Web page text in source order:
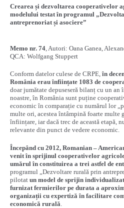
Crearea și dezvoltarea cooperativelor
modelului testat în programul
antreprenoriat și asociere”
Memo nr. 74 , Autori: Oana Ganea,
QCA: Wolfgang Stuppert
Conform datelor culese de CRPE, în
România erau înființate 1083 de
doar jumătate depuseseră bilanț cu un an
noastre, în România sunt puține
economic în comparație cu numărul lor
multe ori, acestea întâmpină foarte multe
înființare, iar dacă trec de această etapă,
relevante din punct de vedere economic.
Începând cu 2012, Romanian –
venit în sprijinul cooperativelor
umărul în constituirea a trei astfel de
programul „Dezvoltare rurală prin
pilotat un model de sprijin
furnizat fermierilor pe durata a
organizații cu expertiză în facilitare
economică rurală